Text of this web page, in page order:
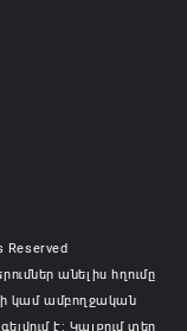
Reserved
անելիս հղումը
կամ ամբողջական
է: Կայքում տեղ